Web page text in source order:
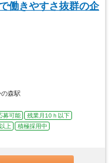
働きやすさ抜群の企
森駅
募可能
残業月10ｈ以下
上
積極採用中